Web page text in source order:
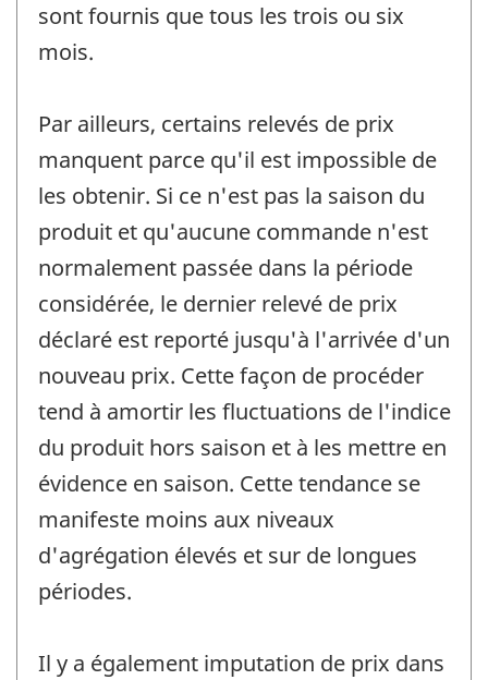
sont fournis que tous les trois ou six
mois.
Par ailleurs, certains relevés de prix
manquent parce qu'il est impossible de
les obtenir. Si ce n'est pas la saison du
produit et qu'aucune commande n'est
normalement passée dans la période
considérée, le dernier relevé de prix
déclaré est reporté jusqu'à l'arrivée d'un
nouveau prix. Cette façon de procéder
tend à amortir les fluctuations de l'indice
du produit hors saison et à les mettre en
évidence en saison. Cette tendance se
manifeste moins aux niveaux
d'agrégation élevés et sur de longues
périodes.
Il y a également imputation de prix dans